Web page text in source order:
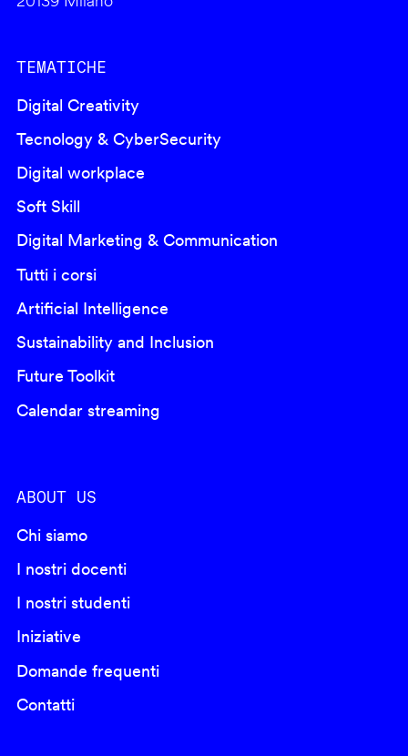
TEMATICHE
Digital Creativity
Tecnology & CyberSecurity
Digital workplace
Soft Skill
Digital Marketing & Communication
Tutti i corsi
Artificial Intelligence
Sustainability and Inclusion
Future Toolkit
Calendar streaming
ABOUT US
Chi siamo
I nostri docenti
I nostri studenti
Iniziative
Domande frequenti
Contatti